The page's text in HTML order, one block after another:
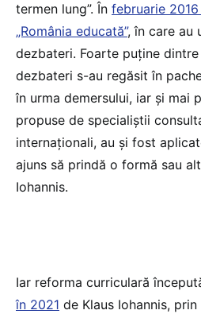
termen lung”. În februarie
„România educată”, în care au
dezbateri. Foarte puține
dezbateri s-au regăsit în
în urma demersului, iar și mai
propuse de specialiștii
internaționali, au și fost
ajuns să prindă o formă sau
Iohannis.
Iar reforma curriculară
în 2021 de Klaus Iohannis,